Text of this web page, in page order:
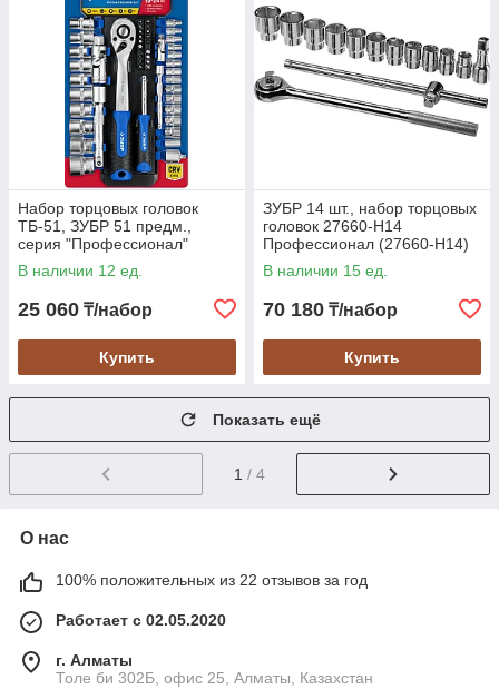
Набор торцовых головок
ТБ-51, ЗУБР 51 предм.,
серия "Профессионал"
(27647-H50)
В наличии 12 ед.
25 060 ₸/набор
Купить
ЗУБР 14 шт., набор торцовых
головок 27660-H14
Профессионал (27660-H14)
В наличии 15 ед.
70 180 ₸/набор
Купить
Показать ещё
1 / 4
О нас
100% положительных из 22 отзывов за год
Работает с 02.05.2020
г. Алматы
Толе би 302Б, офис 25, Алматы, Казахстан